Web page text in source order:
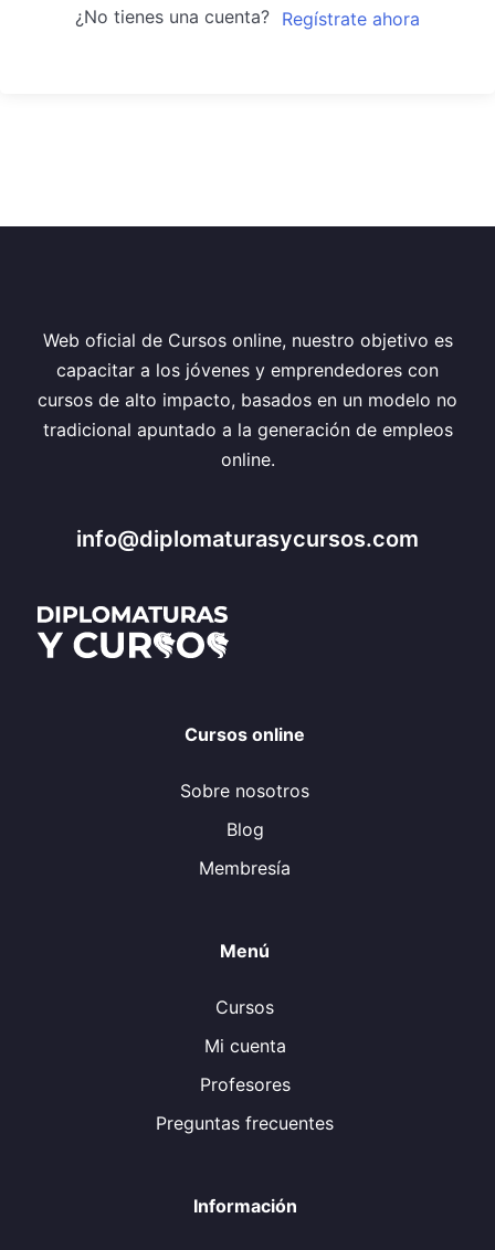
¿No tienes una cuenta? Regístrate ahora
Web oficial de Cursos online, nuestro objetivo es
capacitar a los jóvenes y emprendedores con
cursos de alto impacto, basados en un modelo no
tradicional apuntado a la generación de empleos
online.
info@diplomaturasycursos.com
Cursos online
Sobre nosotros
Blog
Membresía
Menú
Cursos
Mi cuenta
Profesores
Preguntas frecuentes
Información